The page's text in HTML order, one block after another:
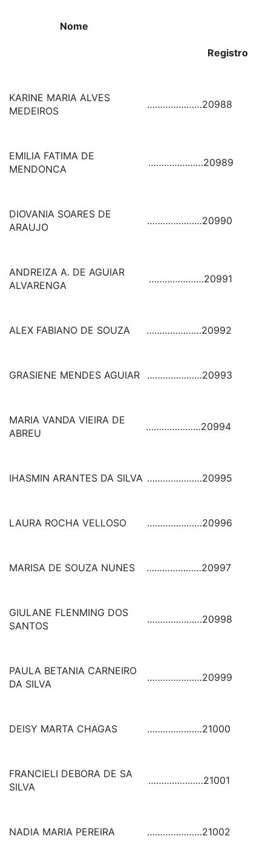
Nome
Registro
KARINE MARIA ALVES
MEDEIROS
…………………20988
EMILIA FATIMA DE
MENDONCA
…………………20989
DIOVANIA SOARES DE
ARAUJO
…………………20990
ANDREIZA A. DE AGUIAR
ALVARENGA
…………………20991
ALEX FABIANO DE SOUZA …………………20992
GRASIENE MENDES AGUIAR …………………20993
MARIA VANDA VIEIRA DE
ABREU
…………………20994
IHASMIN ARANTES DA SILVA …………………20995
LAURA ROCHA VELLOSO …………………20996
MARISA DE SOUZA NUNES …………………20997
GIULANE FLENMING DOS
SANTOS
…………………20998
PAULA BETANIA CARNEIRO
DA SILVA
…………………20999
DEISY MARTA CHAGAS …………………21000
FRANCIELI DEBORA DE SA
SILVA
…………………21001
NADIA MARIA PEREIRA …………………21002